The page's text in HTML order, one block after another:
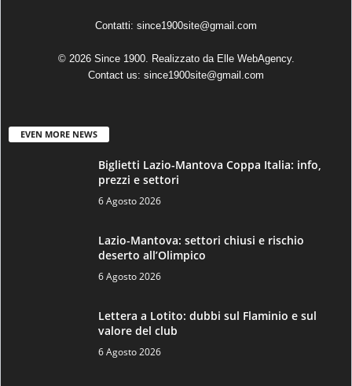
Contatti: since1900site@gmail.com
© 2026 Since 1900. Realizzato da Elle WebAgency.
Contact us: since1900site@gmail.com
EVEN MORE NEWS
Biglietti Lazio-Mantova Coppa Italia: info,
prezzi e settori
6 Agosto 2026
Lazio-Mantova: settori chiusi e rischio
deserto all’Olimpico
6 Agosto 2026
Lettera a Lotito: dubbi sul Flaminio e sul
valore del club
6 Agosto 2026